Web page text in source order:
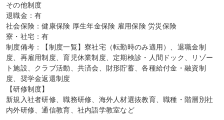
その他制度
退職金：有
社会保険：健康保険 厚生年金保険 雇用保険 労災保険
寮・社宅：有
制度備考：【制度一覧】寮社宅（転勤時のみ適用）、退職金制
度、再雇用制度、育児休業制度、定期検診・人間ドック、リゾー
ト施設、クラブ活動、共済会、財形貯蓄、各種給付金・融資制
度、奨学金返還制度
【研修制度】
新規入社者研修、職務研修、海外人材選抜教育、職種・階層別社
内外研修、通信教育、社内語学教室など